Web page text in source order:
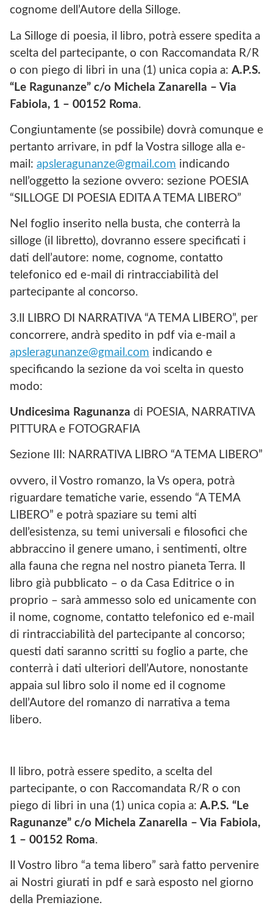
cognome dell’Autore della Silloge.
La Silloge di poesia, il libro, potrà essere spedita a
scelta del partecipante, o con Raccomandata R/R
o con piego di libri in una (1) unica copia a: A.P.S.
“Le Ragunanze” c/o Michela Zanarella – Via
Fabiola, 1 – 00152 Roma.
Congiuntamente (se possibile) dovrà comunque e
pertanto arrivare, in pdf la Vostra silloge alla e-
mail: apsleragunanze@gmail.com indicando
nell’oggetto la sezione ovvero: sezione POESIA
“SILLOGE DI POESIA EDITA A TEMA LIBERO”
Nel foglio inserito nella busta, che conterrà la
silloge (il libretto), dovranno essere specificati i
dati dell’autore: nome, cognome, contatto
telefonico ed e-mail di rintracciabilità del
partecipante al concorso.
3.Il LIBRO DI NARRATIVA “A TEMA LIBERO”, per
concorrere, andrà spedito in pdf via e-mail a
apsleragunanze@gmail.com indicando e
specificando la sezione da voi scelta in questo
modo:
Undicesima Ragunanza di POESIA, NARRATIVA
PITTURA e FOTOGRAFIA
Sezione III: NARRATIVA LIBRO “A TEMA LIBERO”
ovvero, il Vostro romanzo, la Vs opera, potrà
riguardare tematiche varie, essendo “A TEMA
LIBERO” e potrà spaziare su temi alti
dell’esistenza, su temi universali e filosofici che
abbraccino il genere umano, i sentimenti, oltre
alla fauna che regna nel nostro pianeta Terra. Il
libro già pubblicato – o da Casa Editrice o in
proprio – sarà ammesso solo ed unicamente con
il nome, cognome, contatto telefonico ed e-mail
di rintracciabilità del partecipante al concorso;
questi dati saranno scritti su foglio a parte, che
conterrà i dati ulteriori dell’Autore, nonostante
appaia sul libro solo il nome ed il cognome
dell’Autore del romanzo di narrativa a tema
libero.
Il libro, potrà essere spedito, a scelta del
partecipante, o con Raccomandata R/R o con
piego di libri in una (1) unica copia a: A.P.S. “Le
Ragunanze” c/o Michela Zanarella – Via Fabiola,
1 – 00152 Roma.
Il Vostro libro “a tema libero” sarà fatto pervenire
ai Nostri giurati in pdf e sarà esposto nel giorno
della Premiazione.